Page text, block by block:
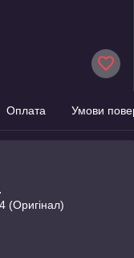
Оплата Умови
(Оригінал)